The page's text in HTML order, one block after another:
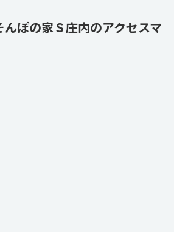
ぽの家Ｓ庄内のアクセスマ